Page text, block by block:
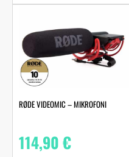
RØDE VIDEOMIC – MIKROFONI
114,90€